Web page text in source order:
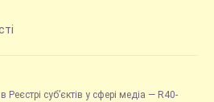
Реєстрі суб’єктів у сфері медіа — R40-